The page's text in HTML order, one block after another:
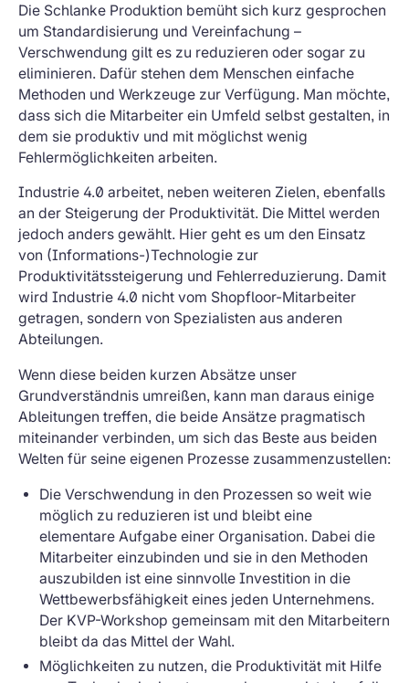
Die Schlanke Produktion bemüht sich kurz gesprochen
um Standardisierung und Vereinfachung –
Verschwendung gilt es zu reduzieren oder sogar zu
eliminieren. Dafür stehen dem Menschen einfache
Methoden und Werkzeuge zur Verfügung. Man möchte,
dass sich die Mitarbeiter ein Umfeld selbst gestalten, in
dem sie produktiv und mit möglichst wenig
Fehlermöglichkeiten arbeiten.
Industrie 4.0 arbeitet, neben weiteren Zielen, ebenfalls
an der Steigerung der Produktivität. Die Mittel werden
jedoch anders gewählt. Hier geht es um den Einsatz
von (Informations-)Technologie zur
Produktivitätssteigerung und Fehlerreduzierung. Damit
wird Industrie 4.0 nicht vom Shopfloor-Mitarbeiter
getragen, sondern von Spezialisten aus anderen
Abteilungen.
Wenn diese beiden kurzen Absätze unser
Grundverständnis umreißen, kann man daraus einige
Ableitungen treffen, die beide Ansätze pragmatisch
miteinander verbinden, um sich das Beste aus beiden
Welten für seine eigenen Prozesse zusammenzustellen:
Die Verschwendung in den Prozessen so weit wie
möglich zu reduzieren ist und bleibt eine
elementare Aufgabe einer Organisation. Dabei die
Mitarbeiter einzubinden und sie in den Methoden
auszubilden ist eine sinnvolle Investition in die
Wettbewerbsfähigkeit eines jeden Unternehmens.
Der KVP-Workshop gemeinsam mit den Mitarbeitern
bleibt da das Mittel der Wahl.
Möglichkeiten zu nutzen, die Produktivität mit Hilfe